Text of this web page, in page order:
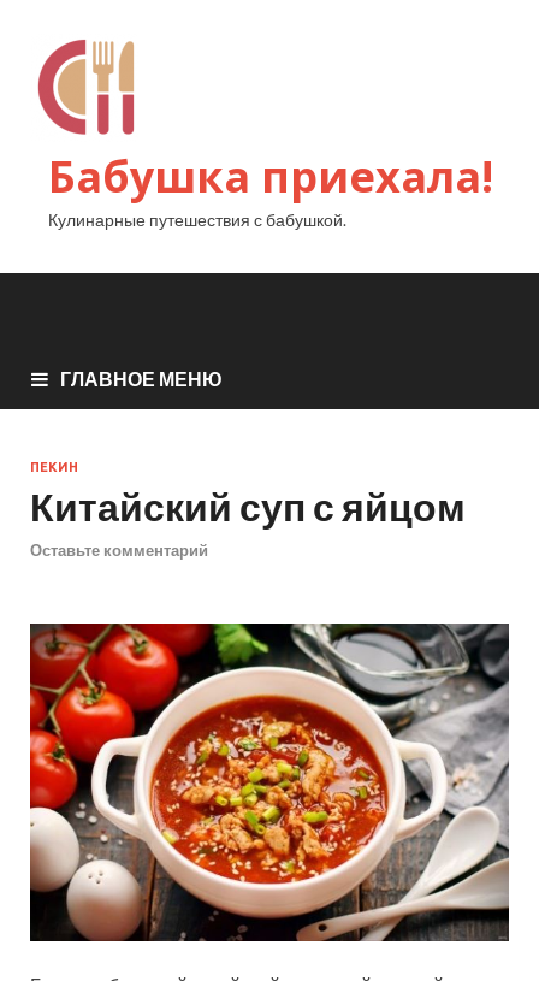
Бабушка приехала!
Кулинарные путешествия с бабушкой.
ГЛАВНОЕ МЕНЮ
ПЕКИН
Китайский суп с яйцом
Оставьте комментарий